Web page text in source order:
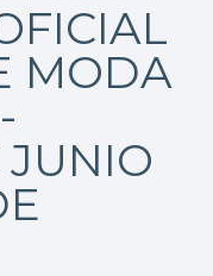
MODA
JUNIO